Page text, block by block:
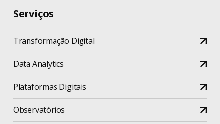
Serviços
Transformação Digital
Data Analytics
Plataformas Digitais
Observatórios